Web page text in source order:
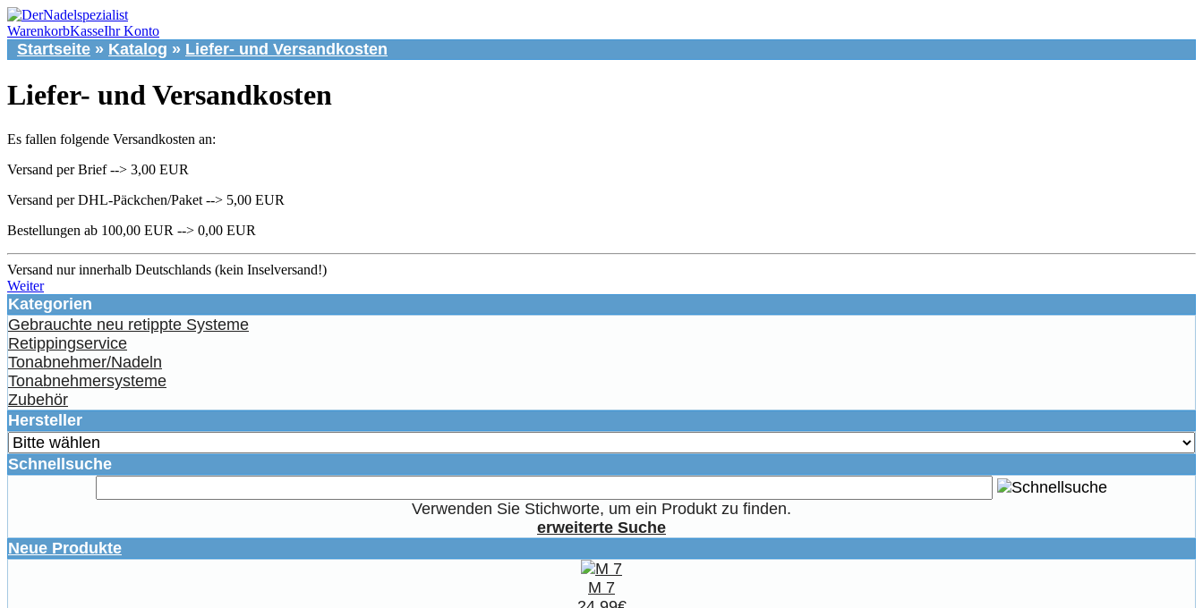
WarenkorbKasseIhr Konto
Startseite » Katalog » Liefer- und Versandkosten
Liefer- und Versandkosten
Es fallen folgende Versandkosten an:
Versand per Brief --> 3,00 EUR
Versand per DHL-Päckchen/Paket --> 5,00 EUR
Bestellungen ab 100,00 EUR --> 0,00 EUR
Versand nur innerhalb Deutschlands (kein Inselversand!)
Weiter
Kategorien
Gebrauchte neu retippte Systeme
Retippingservice
Tonabnehmer/Nadeln
Tonabnehmersysteme
Zubehör
Hersteller
Schnellsuche
Verwenden Sie Stichworte, um ein Produkt zu finden.
erweiterte Suche
Neue Produkte
M 7